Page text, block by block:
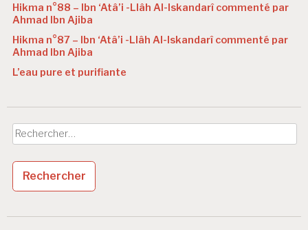
Hikma n°88 – Ibn ‘Atâ’i -Llâh Al-Iskandarî commenté par
Ahmad Ibn Ajiba
Hikma n°87 – Ibn ‘Atâ’i -Llâh Al-Iskandarî commenté par
Ahmad Ibn Ajiba
L’eau pure et purifiante
Rechercher :